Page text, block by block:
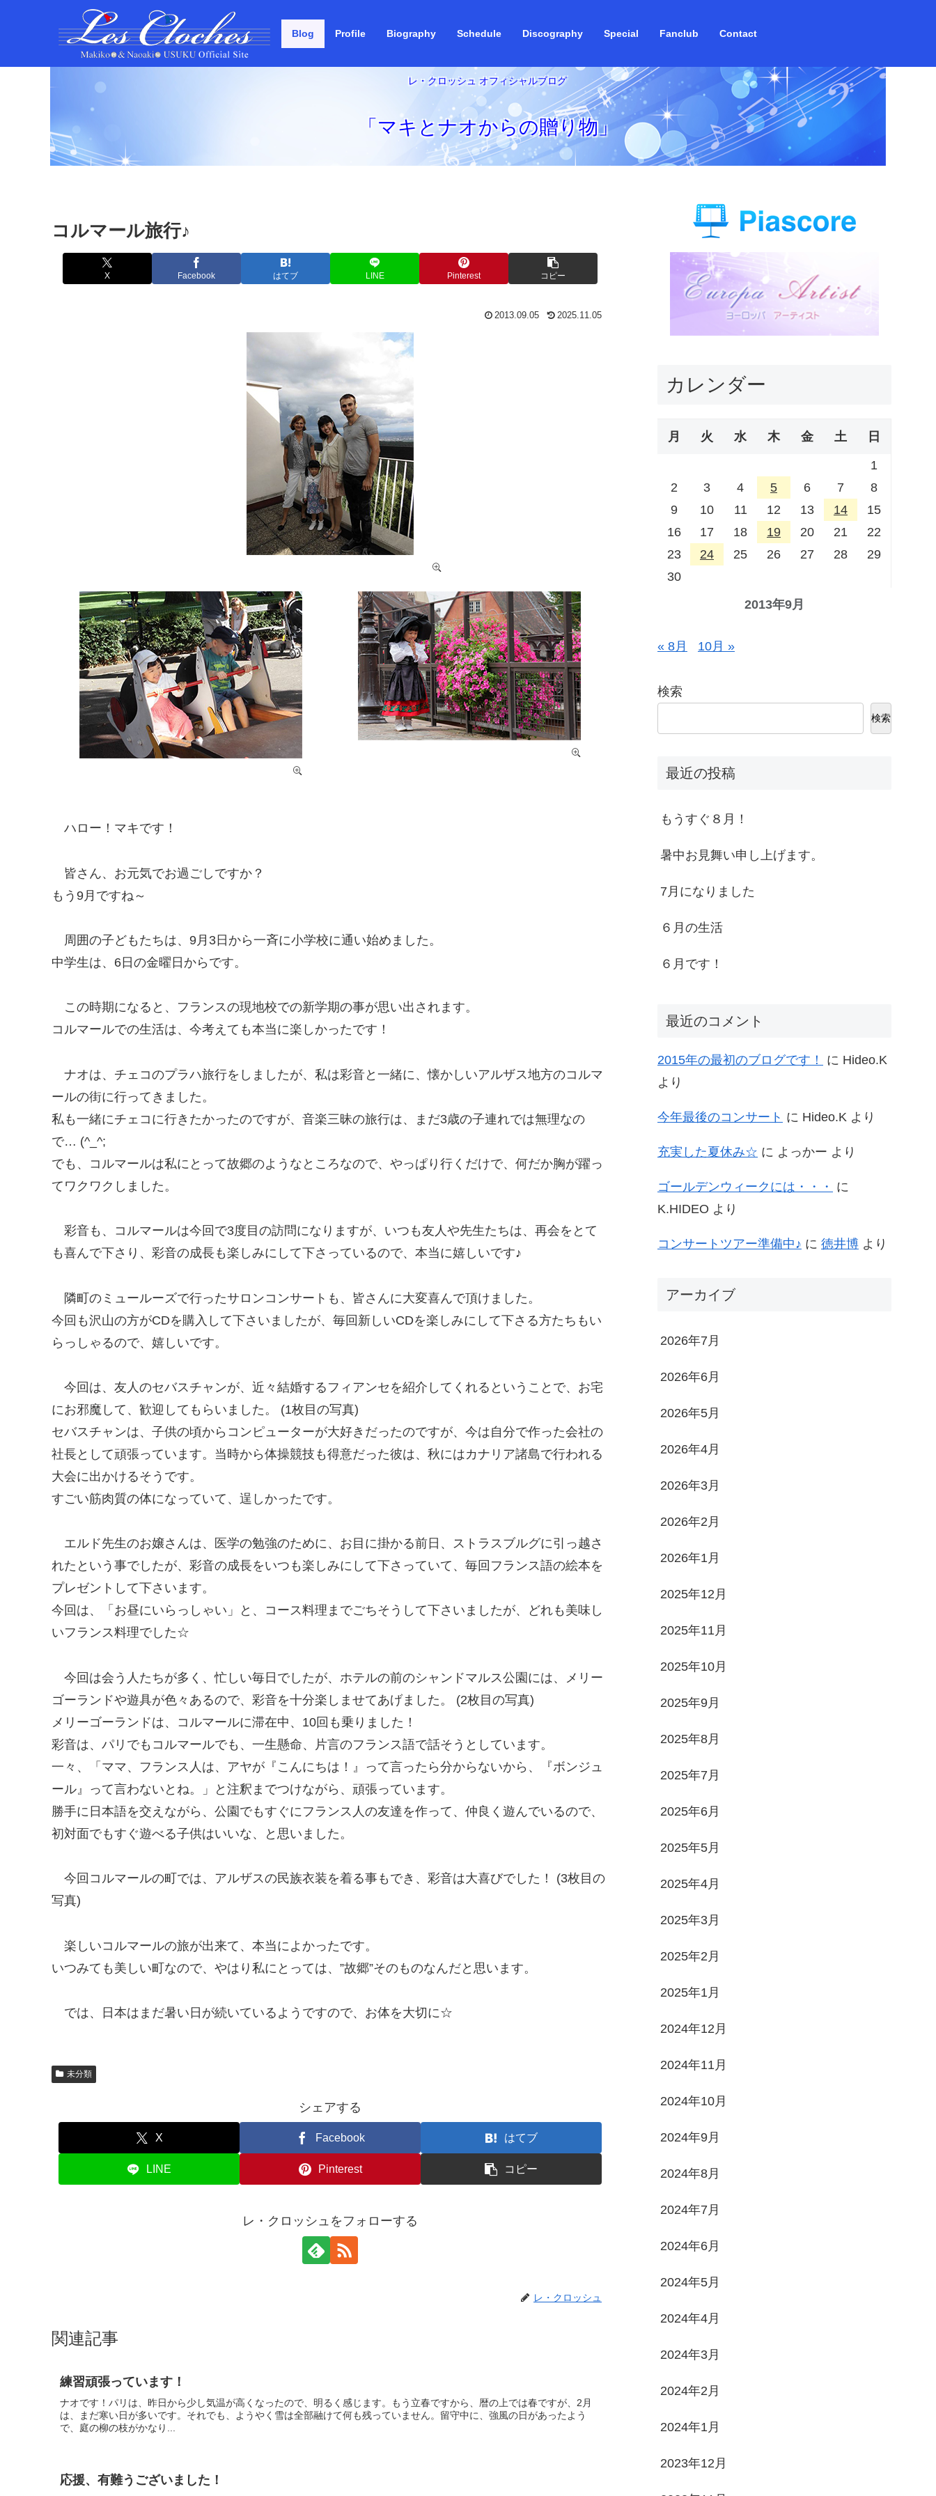
Blog Profile Biography Schedule Discography Special Fanclub Contact
レ・クロッシュ オフィシャルブログ
「マキとナオからの贈り物」
コルマール旅行♪
X Facebook はてブ LINE Pinterest コピー
2013.09.05 2025.11.05
ハロー！マキです！
皆さん、お元気でお過ごしですか？
もう9月ですね～
周囲の子どもたちは、9月3日から一斉に小学校に通い始めました。
中学生は、6日の金曜日からです。
この時期になると、フランスの現地校での新学期の事が思い出されます。
コルマールでの生活は、今考えても本当に楽しかったです！
ナオは、チェコのプラハ旅行をしましたが、私は彩音と一緒に、懐かしいアルザス地方のコルマ
ールの街に行ってきました。
私も一緒にチェコに行きたかったのですが、音楽三昧の旅行は、まだ3歳の子連れでは無理なの
で… (^_^;
でも、コルマールは私にとって故郷のようなところなので、やっぱり行くだけで、何だか胸が躍っ
てワクワクしました。
彩音も、コルマールは今回で3度目の訪問になりますが、いつも友人や先生たちは、再会をとて
も喜んで下さり、彩音の成長も楽しみにして下さっているので、本当に嬉しいです♪
隣町のミュールーズで行ったサロンコンサートも、皆さんに大変喜んで頂けました。
今回も沢山の方がCDを購入して下さいましたが、毎回新しいCDを楽しみにして下さる方たちもい
らっしゃるので、嬉しいです。
今回は、友人のセバスチャンが、近々結婚するフィアンセを紹介してくれるということで、お宅
にお邪魔して、歓迎してもらいました。 (1枚目の写真)
セバスチャンは、子供の頃からコンピューターが大好きだったのですが、今は自分で作った会社の
社長として頑張っています。当時から体操競技も得意だった彼は、秋にはカナリア諸島で行われる
大会に出かけるそうです。
すごい筋肉質の体になっていて、逞しかったです。
エルド先生のお嬢さんは、医学の勉強のために、お目に掛かる前日、ストラスブルグに引っ越さ
れたという事でしたが、彩音の成長をいつも楽しみにして下さっていて、毎回フランス語の絵本を
プレゼントして下さいます。
今回は、「お昼にいらっしゃい」と、コース料理までごちそうして下さいましたが、どれも美味し
いフランス料理でした☆
今回は会う人たちが多く、忙しい毎日でしたが、ホテルの前のシャンドマルス公園には、メリー
ゴーランドや遊具が色々あるので、彩音を十分楽しませてあげました。 (2枚目の写真)
メリーゴーランドは、コルマールに滞在中、10回も乗りました！
彩音は、パリでもコルマールでも、一生懸命、片言のフランス語で話そうとしています。
一々、「ママ、フランス人は、アヤが『こんにちは！』って言ったら分からないから、『ボンジュ
ール』って言わないとね。」と注釈までつけながら、頑張っています。
勝手に日本語を交えながら、公園でもすぐにフランス人の友達を作って、仲良く遊んでいるので、
初対面でもすぐ遊べる子供はいいな、と思いました。
今回コルマールの町では、アルザスの民族衣装を着る事もでき、彩音は大喜びでした！ (3枚目の
写真)
楽しいコルマールの旅が出来て、本当によかったです。
いつみても美しい町なので、やはり私にとっては、”故郷”そのものなんだと思います。
では、日本はまだ暑い日が続いているようですので、お体を大切に☆
未分類
シェアする
X Facebook はてブ
LINE Pinterest コピー
レ・クロッシュをフォローする
レ・クロッシュ
関連記事
練習頑張っています！
ナオです！パリは、昨日から少し気温が高くなったので、明るく感じます。もう立春ですから、暦の上では春ですが、2月
は、まだ寒い日が多いです。それでも、ようやく雪は全部融けて何も残っていません。留守中に、強風の日があったよう
で、庭の柳の枝がかなり...
応援、有難うございました！
カレンダー
2013年9月
月 火 水 木 金 土 日
1
2
3 4 5 6 7
8
9
10 11 12 13 14
15
16
17 18 19 20 21
22
23
24 25 26 27 28
29
30
« 8月 10月 »
検索
検索
最近の投稿
もうすぐ８月！
暑中お見舞い申し上げます。
7月になりました
６月の生活
６月です！
最近のコメント
2015年の最初のブログです！ に Hideo.K
より
今年最後のコンサート に Hideo.K より
充実した夏休み☆ に よっかー より
ゴールデンウィークには・・・
に
K.HIDEO より
コンサートツアー準備中♪ に 徳井博 より
アーカイブ
2026年7月
2026年6月
2026年5月
2026年4月
2026年3月
2026年2月
2026年1月
2025年12月
2025年11月
2025年10月
2025年9月
2025年8月
2025年7月
2025年6月
2025年5月
2025年4月
2025年3月
2025年2月
2025年1月
2024年12月
2024年11月
2024年10月
2024年9月
2024年8月
2024年7月
2024年6月
2024年5月
2024年4月
2024年3月
2024年2月
2024年1月
2023年12月